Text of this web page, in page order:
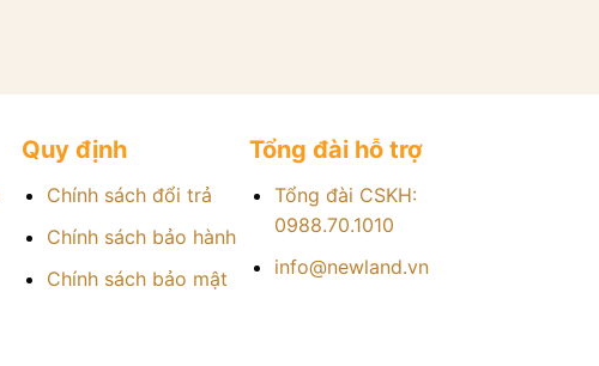
Quy định
Chính sách đổi trả
Chính sách bảo hành
Chính sách bảo mật
Tổng đài hỗ trợ
Tổng đài CSKH:
0988.70.1010
info@newland.vn